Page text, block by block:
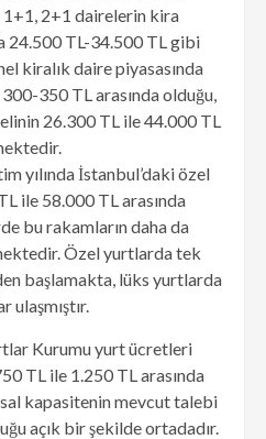
1+1, 2+1 dairelerin kira
24.500 TL-34.500 TL gibi
kiralık daire piyasasında
350 TL arasında olduğu,
26.300 TL ile 44.000 TL
yılında İstanbul’daki özel
ile 58.000 TL arasında
bu rakamların daha da
Özel yurtlarda tek
başlamakta, lüks yurtlarda
ulaşmıştır.
Kurumu yurt ücretleri
TL ile 1.250 TL arasında
kapasitenin mevcut talebi
açık bir şekilde ortadadır.